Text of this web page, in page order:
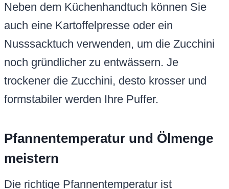
Neben dem Küchenhandtuch können Sie
auch eine Kartoffelpresse oder ein
Nusssacktuch verwenden, um die Zucchini
noch gründlicher zu entwässern. Je
trockener die Zucchini, desto krosser und
formstabiler werden Ihre Puffer.
Pfannentemperatur und Ölmenge
meistern
Die richtige Pfannentemperatur ist